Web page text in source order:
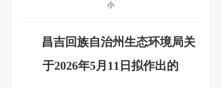
小
昌吉回族自治州生态环境局关
于2026年5月 11 日拟作出的